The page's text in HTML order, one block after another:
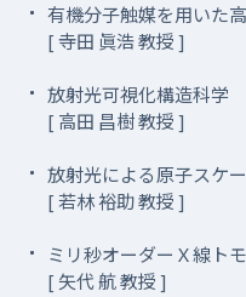
有機分子触媒を用いた
[ 寺田 眞浩 教授 ]
放射光可視化構造科学
[ 高田 昌樹 教授 ]
放射光による原子スケ
[ 若林 裕助 教授 ]
ミリ秒オーダーＸ線ト
[ 矢代 航 教授 ]